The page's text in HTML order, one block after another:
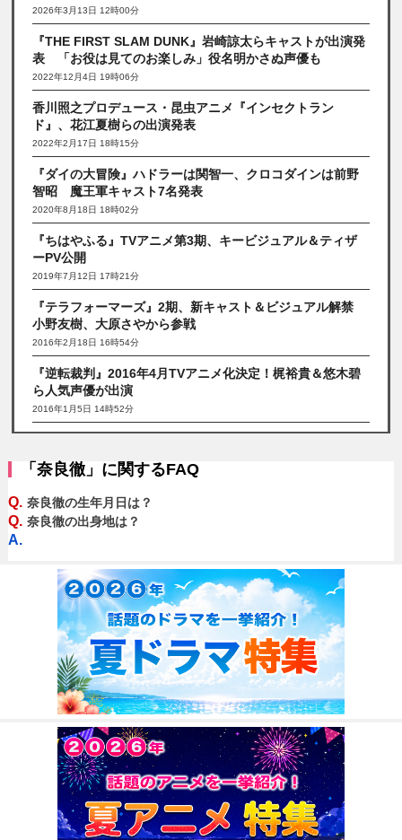
2026年3月13日 12時00分
『THE FIRST SLAM DUNK』岩崎諒太らキャストが出演発
表 「お役は見てのお楽しみ」役名明かさぬ声優も
2022年12月4日 19時06分
香川照之プロデュース・昆虫アニメ『インセクトラン
ド』、花江夏樹らの出演発表
2022年2月17日 18時15分
『ダイの大冒険』ハドラーは関智一、クロコダインは前野
智昭 魔王軍キャスト7名発表
2020年8月18日 18時02分
『ちはやふる』TVアニメ第3期、キービジュアル＆ティザ
ーPV公開
2019年7月12日 17時21分
『テラフォーマーズ』2期、新キャスト＆ビジュアル解禁
小野友樹、大原さやから参戦
2016年2月18日 16時54分
『逆転裁判』2016年4月TVアニメ化決定！梶裕貴＆悠木碧
ら人気声優が出演
2016年1月5日 14時52分
「奈良徹」に関するFAQ
Q. 奈良徹の生年月日は？
Q. 奈良徹の出身地は？
A.